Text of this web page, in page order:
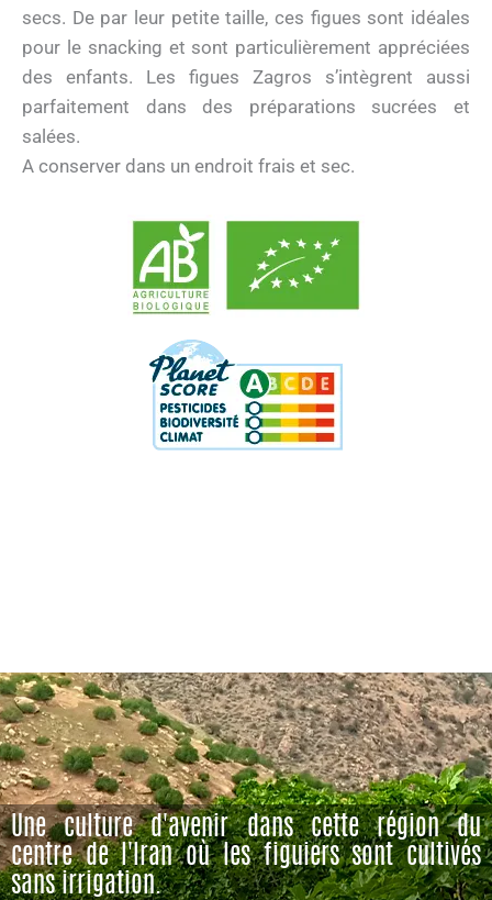
secs. De par leur petite taille, ces figues sont idéales
pour le snacking et sont particulièrement appréciées
des enfants. Les figues Zagros s’intègrent aussi
parfaitement dans des préparations sucrées et
salées.
A conserver dans un endroit frais et sec.
Une culture d'avenir dans cette région du
centre de l'Iran où les figuiers sont cultivés
sans irrigation.